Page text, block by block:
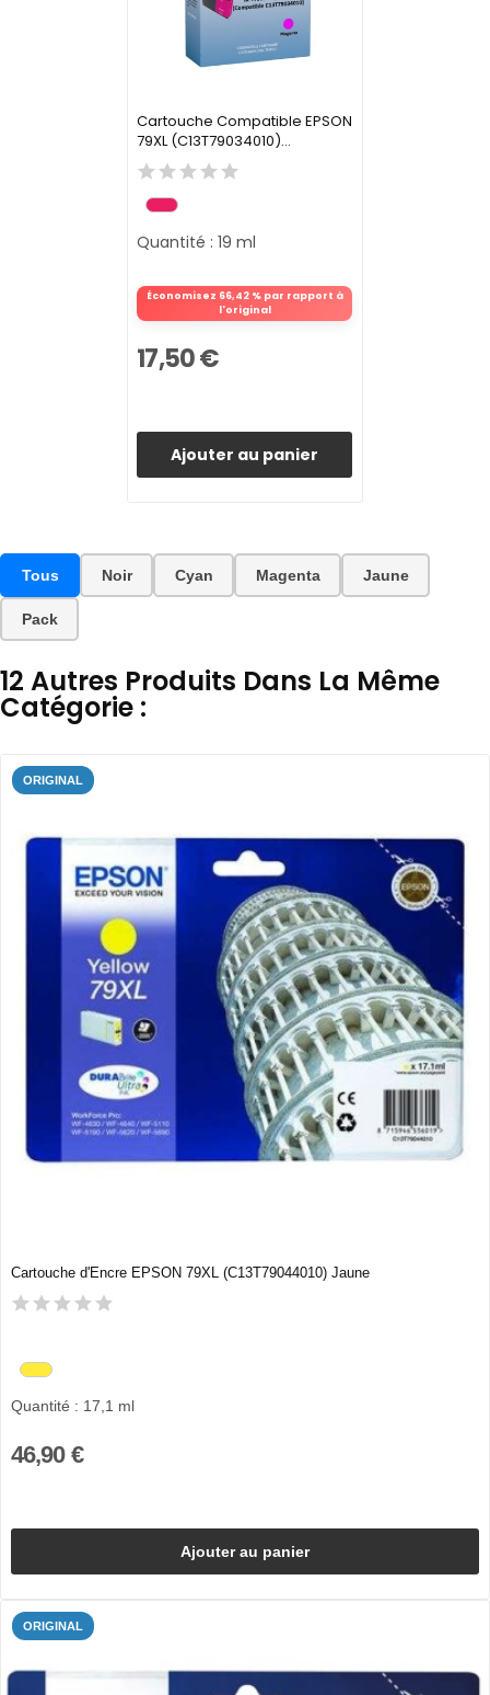
Cartouche Compatible EPSON
79XL (C13T79034010)...
Économisez 66,42 % par rapport à
l'original
Quantité : 19 ml
17,50 €
Ajouter au panier
Tous Noir Cyan Magenta Jaune
Pack
12 Autres Produits Dans La Même
Catégorie :
ORIGINAL
Cartouche d'Encre EPSON 79XL (C13T79044010) Jaune
Quantité : 17,1 ml
46,90 €
Ajouter au panier
ORIGINAL